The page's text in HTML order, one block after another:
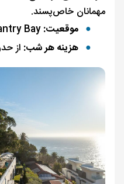
مهمانان خاص‌پسند.
موقعیت:Bantry Bay، غرب کیپ تاون
هزینه هر شب: از حدود ۸۰۰ تا